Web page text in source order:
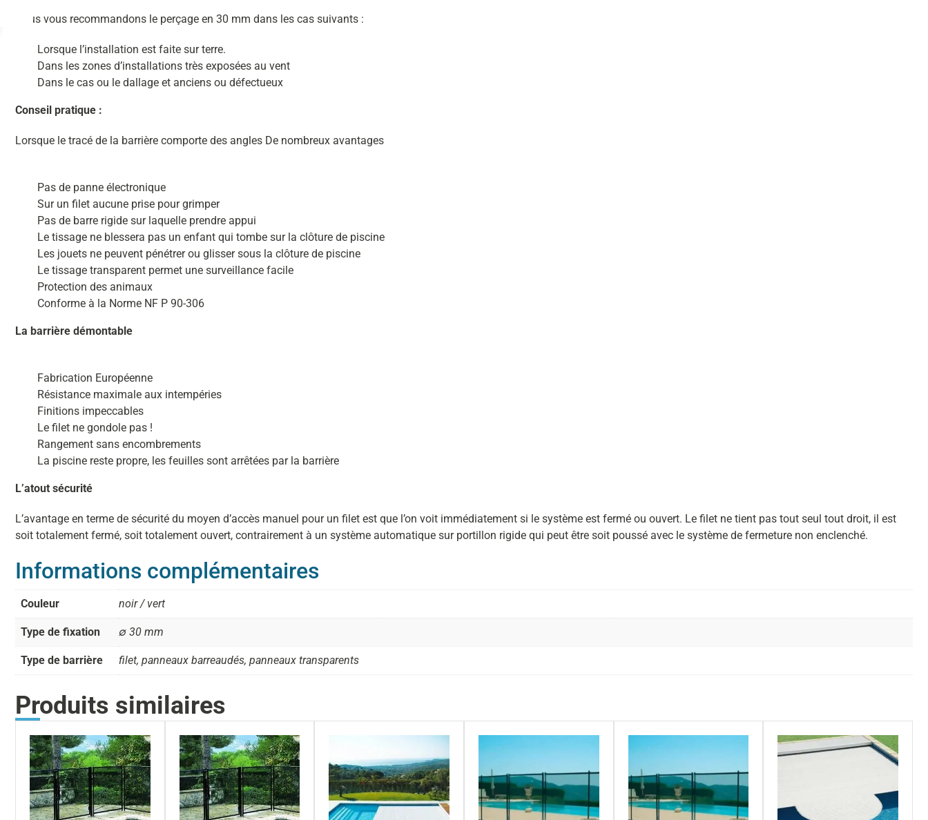
Nous vous recommandons le perçage en 30 mm dans les cas suivants :
Lorsque l’installation est faite sur terre.
Dans les zones d’installations très exposées au vent
Dans le cas ou le dallage et anciens ou défectueux
Conseil pratique :
Lorsque le tracé de la barrière comporte des angles De nombreux avantages
Pas de panne électronique
Sur un filet aucune prise pour grimper
Pas de barre rigide sur laquelle prendre appui
Le tissage ne blessera pas un enfant qui tombe sur la clôture de piscine
Les jouets ne peuvent pénétrer ou glisser sous la clôture de piscine
Le tissage transparent permet une surveillance facile
Protection des animaux
Conforme à la Norme NF P 90-306
La barrière démontable
Fabrication Européenne
Résistance maximale aux intempéries
Finitions impeccables
Le filet ne gondole pas !
Rangement sans encombrements
La piscine reste propre, les feuilles sont arrêtées par la barrière
L’atout sécurité
L’avantage en terme de sécurité du moyen d’accès manuel pour un filet est que l’on voit immédiatement si le système est fermé ou ouvert. Le filet ne tient pas tout seul tout droit, il est
soit totalement fermé, soit totalement ouvert, contrairement à un système automatique sur portillon rigide qui peut être soit poussé avec le système de fermeture non enclenché.
Informations complémentaires
Couleur noir / vert
Type de fixation ∅ 30 mm
Type de barrière filet, panneaux barreaudés, panneaux transparents
Produits similaires